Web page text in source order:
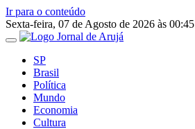
Ir para o conteúdo
Sexta-feira, 07 de Agosto de 2026 às 00:45
SP
Brasil
Política
Mundo
Economia
Cultura